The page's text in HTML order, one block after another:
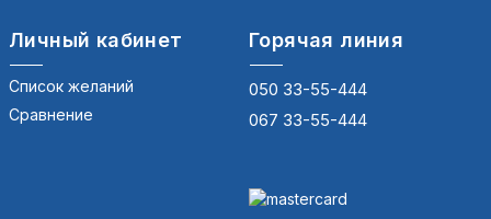
Личный кабинет
Список желаний
Сравнение
Горячая линия
050 33-55-444
067 33-55-444